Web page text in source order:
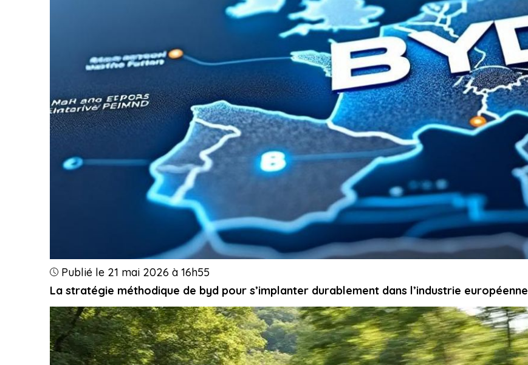
La stratégie méthodique de byd pour s’implanter durablement dans l’industrie européenne
Publié le 21 mai 2026 à 16h55